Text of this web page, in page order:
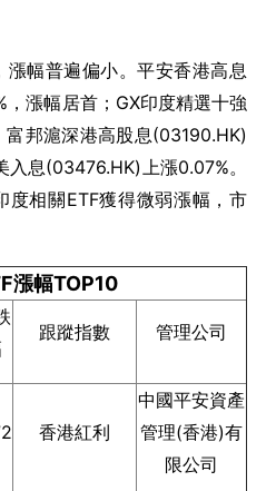
幅普遍偏小。平安香港高息
漲幅居首；GX印度精選十強
邦滬深港高股息(03190.HK)
入息(03476.HK)上漲0.07%。
度相關ETF獲得微弱漲幅，市
漲幅TOP10
跟蹤指數 管理公司
香港紅利
中國平安資產
管理(香港)有
限公司